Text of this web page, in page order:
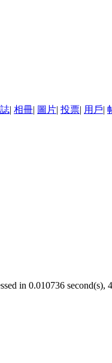
| 相冊| 圖片| 投票| 用戶|
in 0.010736 second(s),